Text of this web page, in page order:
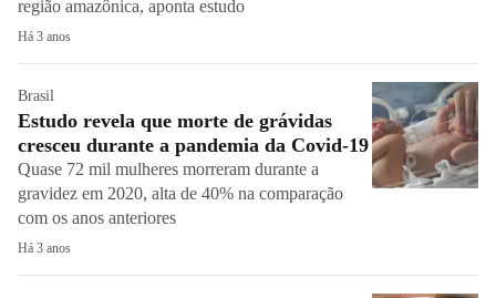
região amazônica, aponta estudo
Há 3 anos
Brasil
Estudo revela que morte de grávidas
cresceu durante a pandemia da Covid-19
Quase 72 mil mulheres morreram durante a
gravidez em 2020, alta de 40% na comparação
com os anos anteriores
Há 3 anos